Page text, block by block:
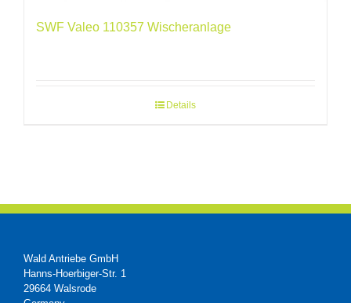
SWF Valeo 110357 Wischeranlage
Details
Wald Antriebe GmbH
Hanns-Hoerbiger-Str. 1
29664 Walsrode